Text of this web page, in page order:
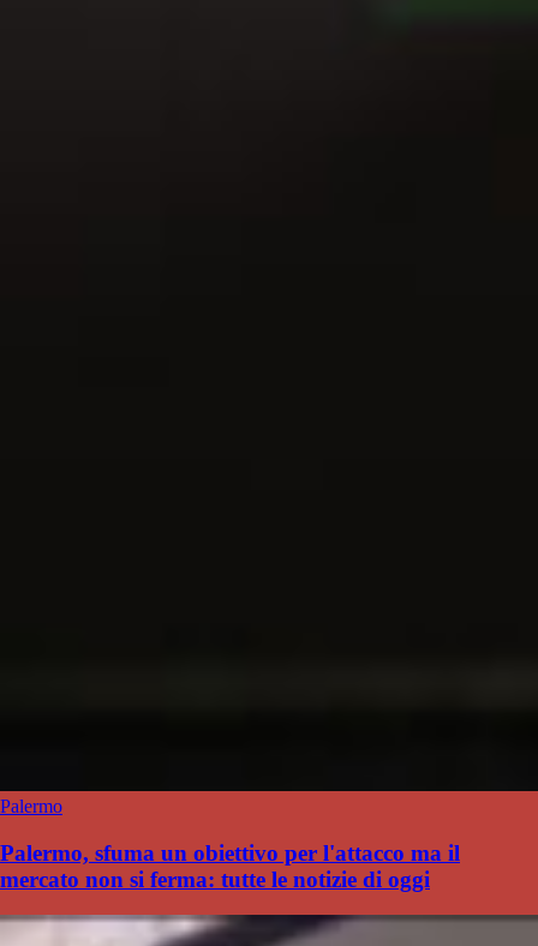
Palermo
Palermo, sfuma un obiettivo per l'attacco ma il
mercato non si ferma: tutte le notizie di oggi